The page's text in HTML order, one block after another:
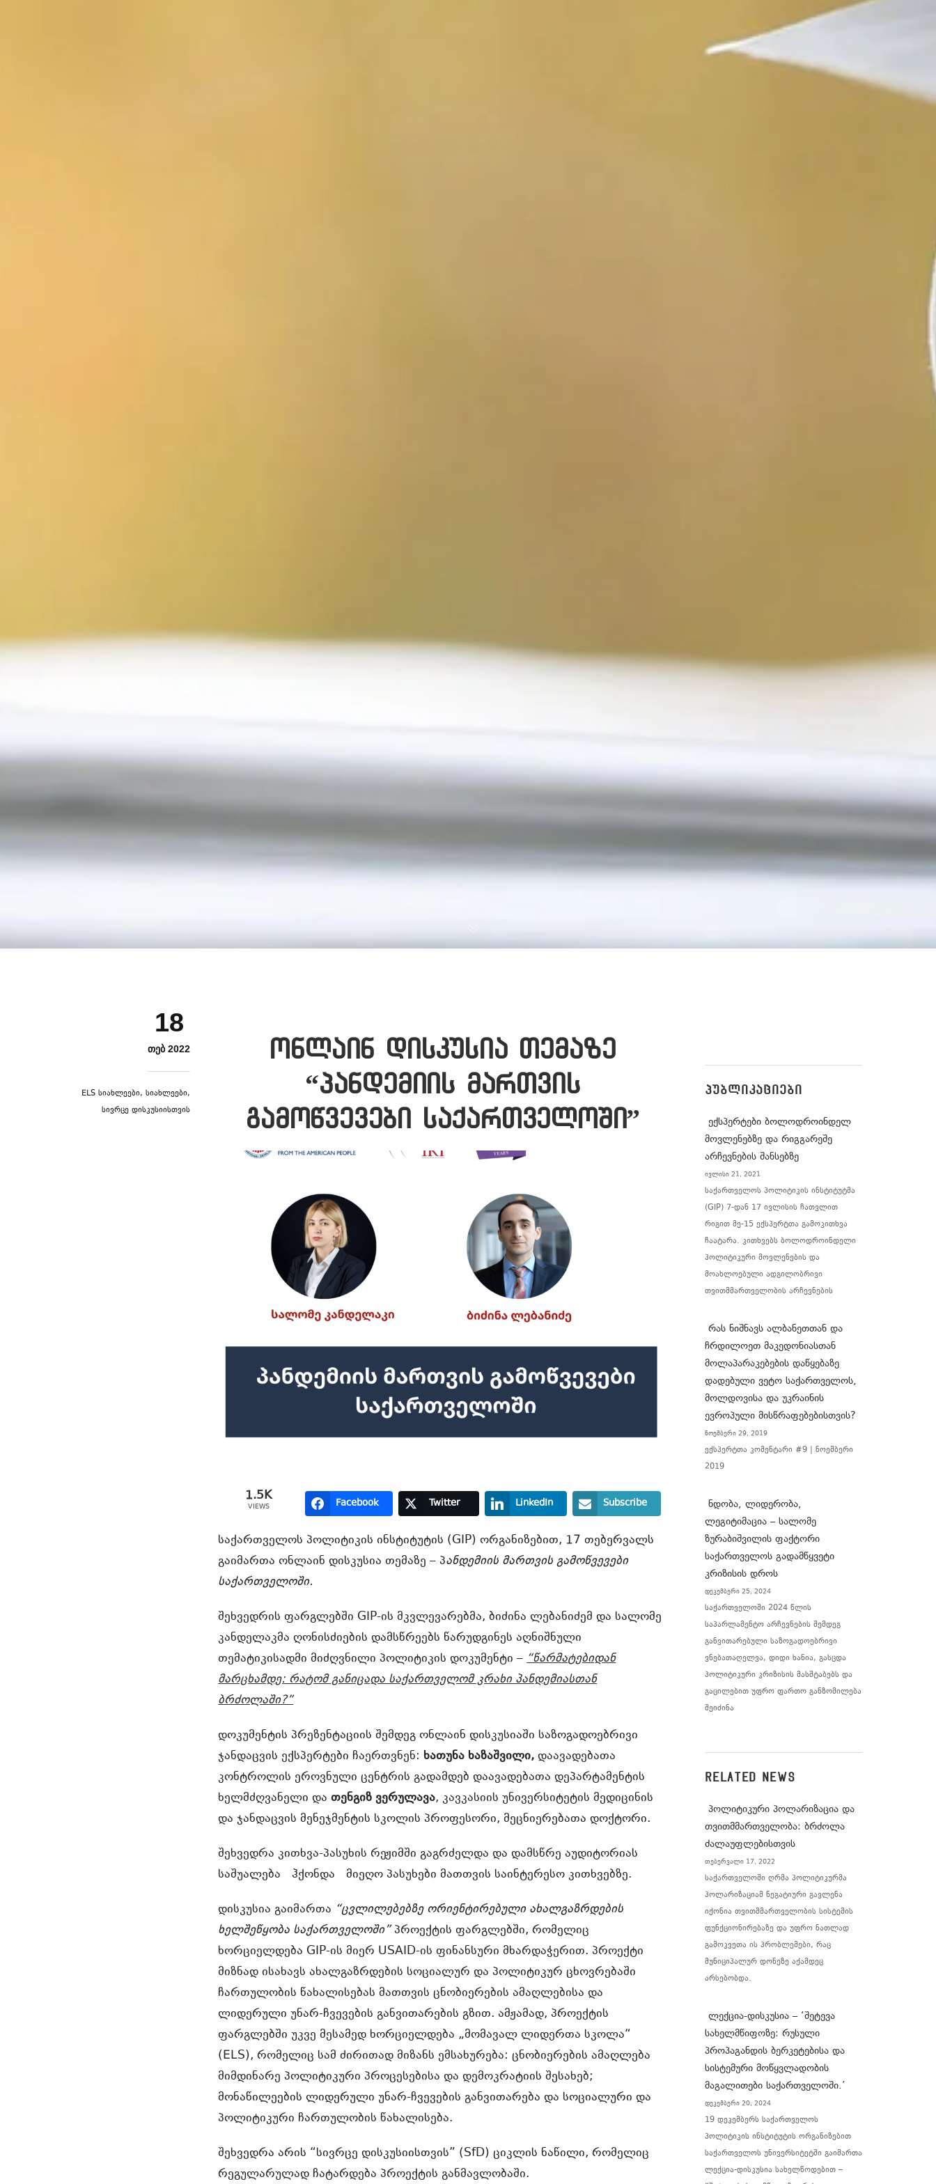
18
ᲗᲔᲑ 2022
ELS Სიახლეები,Სიახლეები,
Სივრცე Დისკუსიისთვის
ონლაინ დისკუსია თემაზე
“პანდემიის მართვის
გამოწვევები საქართველოში”
1.5K
VIEWS Facebook Twitter LinkedIn Subscribe
საქართველოს პოლიტიკის ინსტიტუტის (GIP) ორგანიზებით, 17 თებერვალს
გაიმართა ონლაინ დისკუსია თემაზე – პანდემიის მართვის გამოწვევები
საქართველოში.
შეხვედრის ფარგლებში GIP-ის მკვლევარებმა, ბიძინა ლებანიძემ და სალომე
კანდელაკმა ღონისძიების დამსწრეებს წარუდგინეს აღნიშნული
თემატიკისადმი მიძღვნილი პოლიტიკის დოკუმენტი – “წარმატებიდან
მარცხამდე: რატომ განიცადა საქართველომ კრახი პანდემიასთან
ბრძოლაში?”
დოკუმენტის პრეზენტაციის შემდეგ ონლაინ დისკუსიაში საზოგადოებრივი
ჯანდაცვის ექსპერტები ჩაერთვნენ: ხათუნა ხაზაშვილი,დაავადებათა
კონტროლის ეროვნული ცენტრის გადამდებ დაავადებათა დეპარტამენტის
ხელმძღვანელი დათენგიზ ვერულავა, კავკასიის უნივერსიტეტის მედიცინის
და ჯანდაცვის მენეჯმენტის სკოლის პროფესორი, მეცნიერებათა დოქტორი.
შეხვედრა კითხვა-პასუხის რეჟიმში გაგრძელდა და დამსწრე აუდიტორიას
საშუალება ჰქონდა მიეღო პასუხები მათთვის საინტერესო კითხვებზე.
დისკუსია გაიმართა “ცვლილებებზე ორიენტირებული ახალგაზრდების
ხელშეწყობა საქართველოში”პროექტის ფარგლებში, რომელიც
ხორციელდება GIP-ის მიერ USAID-ის ფინანსური მხარდაჭერით. პროექტი
მიზნად ისახავს ახალგაზრდების სოციალურ და პოლიტიკურ ცხოვრებაში
ჩართულობის წახალისებას მათთვის ცნობიერების ამაღლებისა და
ლიდერული უნარ-ჩვევების განვითარების გზით. ამჟამად, პროექტის
ფარგლებში უკვე მესამედ ხორციელდება „მომავალ ლიდერთა სკოლა“
(ELS), რომელიც სამ ძირითად მიზანს ემსახურება: ცნობიერების ამაღლება
მიმდინარე პოლიტიკური პროცესებისა და დემოკრატიის შესახებ;
მონაწილეების ლიდერული უნარ-ჩვევების განვითარება და სოციალური და
პოლიტიკური ჩართულობის წახალისება.
შეხვედრა არის “სივრცე დისკუსიისთვის” (SfD) ციკლის ნაწილი, რომელიც
რეგულარულად ჩატარდება პროექტის განმავლობაში.
ᲞᲣᲑᲚᲘᲙᲐᲪᲘᲔᲑᲘ
ექსპერტები ბოლოდროინდელ
მოვლენებზე და რიგგარეშე
არჩევნების შანსებზე
ივლისი 21, 2021
საქართველოს პოლიტიკის ინსტიტუტმა
(GIP) 7-დან 17 ივლისის ჩათვლით
რიგით მე-15 ექსპერტთა გამოკითხვა
ჩაატარა. კითხვებს ბოლოდროინდელი
პოლიტიკური მოვლენების და
მოახლოებული ადგილობრივი
თვითმმართველობის არჩევნების
რას ნიშნავს ალბანეთთან და
ჩრდილოეთ მაკედონიასთან
მოლაპარაკებების დაწყებაზე
დადებული ვეტო საქართველოს,
მოლდოვისა და უკრაინის
ევროპული მისწრაფებებისთვის?
ნოემბერი 29, 2019
ექსპერტთა კომენტარი #9 | ნოემბერი
2019
ნდობა, ლიდერობა,
ლეგიტიმაცია – სალომე
ზურაბიშვილის ფაქტორი
საქართველოს გადამწყვეტი
კრიზისის დროს
დეკემბერი 25, 2024
საქართველოში 2024 წლის
საპარლამენტო არჩევნების შემდეგ
განვითარებული საზოგადოებრივი
ვნებათაღელვა, დიდი ხანია, გასცდა
პოლიტიკური კრიზისის მასშტაბებს და
გაცილებით უფრო ფართო განზომილება
შეიძინა
RELATED NEWS
პოლიტიკური პოლარიზაცია და
თვითმმართველობა: ბრძოლა
ძალაუფლებისთვის
თებერვალი 17, 2022
საქართველოში ღრმა პოლიტიკურმა
პოლარიზაციამ ნეგატიური გავლენა
იქონია თვითმმართველობის სისტემის
ფუნქციონირებაზე და უფრო ნათლად
გამოკვეთა ის პრობლემები, რაც
მუნიციპალურ დონეზე აქამდეც
არსებობდა.
ლექცია-დისკუსია – ‘შეტევა
სახელმწიფოზე: რუსული
პროპაგანდის ბერკეტებისა და
სისტემური მოწყვლადობის
მაგალითები საქართველოში.’
დეკემბერი 20, 2024
19 დეკემბერს საქართველოს
პოლიტიკის ინსტიტუტის ორგანიზებით
საქართველოს უნივერსიტეტში გაიმართა
ლექცია-დისკუსია სახელწოდებით –